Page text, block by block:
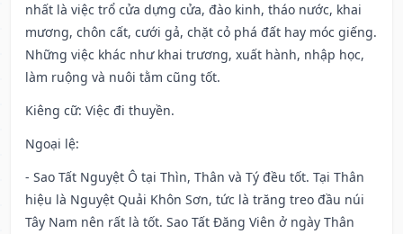
nhất là việc trổ cửa dựng cửa, đào kinh, tháo nước, khai
mương, chôn cất, cưới gả, chặt cỏ phá đất hay móc giếng.
Những việc khác như khai trương, xuất hành, nhập học,
làm ruộng và nuôi tằm cũng tốt.
Kiêng cữ: Việc đi thuyền.
Ngoại lệ:
- Sao Tất Nguyệt Ô tại Thìn, Thân và Tý đều tốt. Tại Thân
hiệu là Nguyệt Quải Khôn Sơn, tức là trăng treo đầu núi
Tây Nam nên rất là tốt. Sao Tất Đăng Viên ở ngày Thân